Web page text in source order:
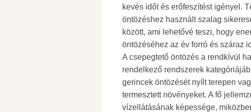
kevés időt és erőfeszítést igényel.
öntözéshez használt szalag
között, ami lehetővé teszi, hogy
öntözéséhez az év forró és száraz
A csepegtető öntözés a rendkívül
rendelkező rendszerek
gerincek öntözését nyílt terepen
termesztett növényeket. A fő
vízellátásának képessége,